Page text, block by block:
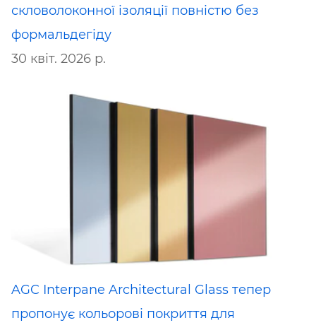
скловолоконної ізоляції повністю без
формальдегіду
30 квіт. 2026 р.
AGC Interpane Architectural Glass тепер
пропонує кольорові покриття для